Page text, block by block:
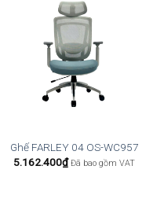
Ghế FARLEY 04 OS-WC957
5.162.400₫ Đã bao gồm VAT